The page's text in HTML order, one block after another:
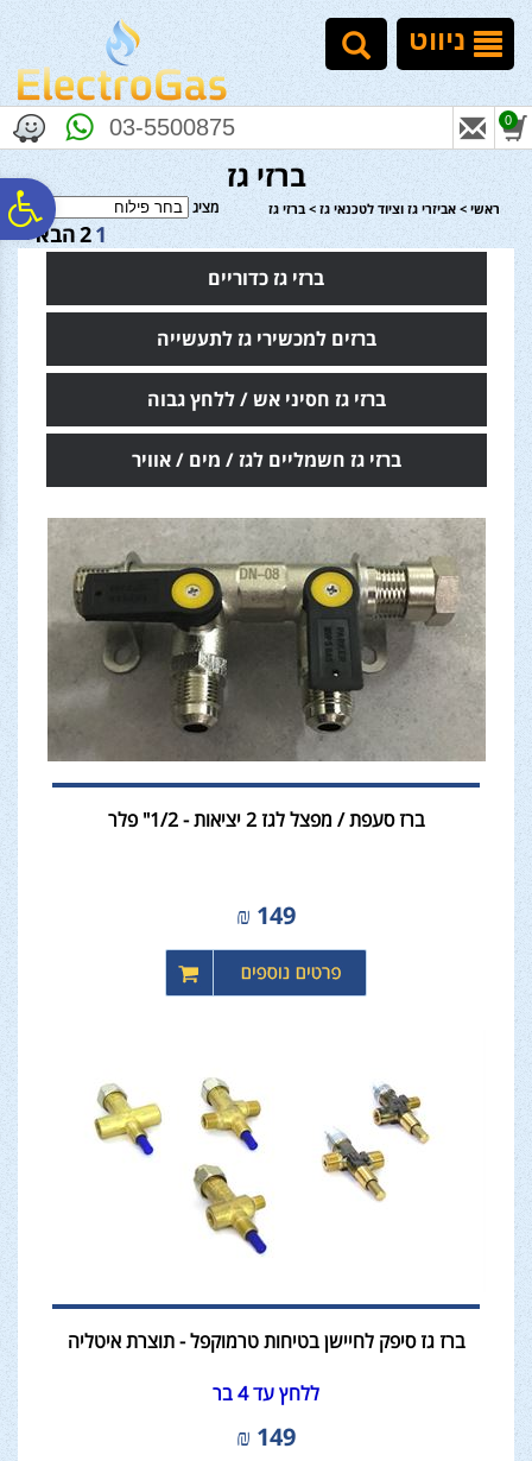
נגישות
אתר
המרכזי
ניווט
03-5500875 0
ברזי גז
ראשי > אביזרי גז וציוד לטכנאי גז > ברזי גז מציג
1
2הבא >
ברזי גז כדוריים
ברזים למכשירי גז לתעשייה
ברזי גז חסיני אש / ללחץ גבוה
ברזי גז חשמליים לגז / מים / אוויר
ברז סעפת / מפצל לגז 2 יציאות - 1/2" פלר
149
₪
ברז גז סיפק לחיישן בטיחות טרמוקפל - תוצרת איטליה
ללחץ עד 4 בר
149
₪